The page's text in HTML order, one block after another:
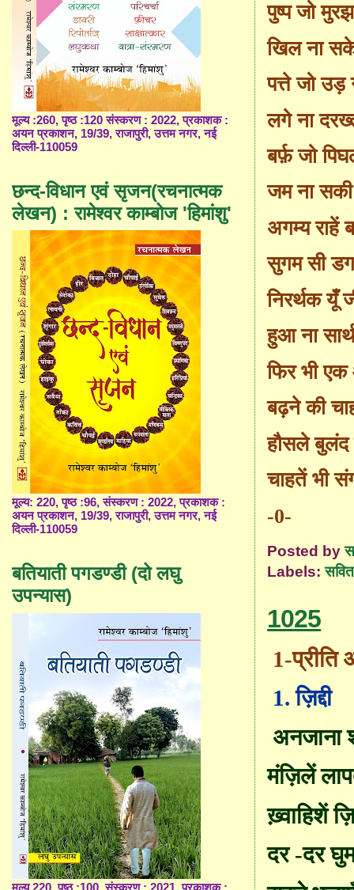
पुष्प जो
खिल ना
पत्ते जो उड़
लगे ना
बर्फ़ जो
जम ना
अगम्य राहें
सुगम सी
निरर्थक यूँ
हुआ ना
फिर भी
बढ़ने की
हौसले बुलंद
चाहतें भी
-0-
Posted by
Labels:
1025
1-प्रीति
1.ज़िद्दी
अनजाना
मंज़िलें
ख़्वाहिशें
दर-दर
मूल्य :260, पृष्ठ :120 संस्करण : 2022, प्रकाशक :
अयन प्रकाशन, 19/39, राजापुरी, उत्तम नगर, नई
दिल्ली-110059
छन्द-विधान एवं सृजन(रचनात्मक
लेखन) : रामेश्वर काम्बोज 'हिमांशु'
मूल्य: 220, पृष्ठ :96, संस्करण : 2022, प्रकाशक :
अयन प्रकाशन, 19/39, राजापुरी, उत्तम नगर, नई
दिल्ली-110059
बतियाती पगडण्डी (दो लघु
उपन्यास)